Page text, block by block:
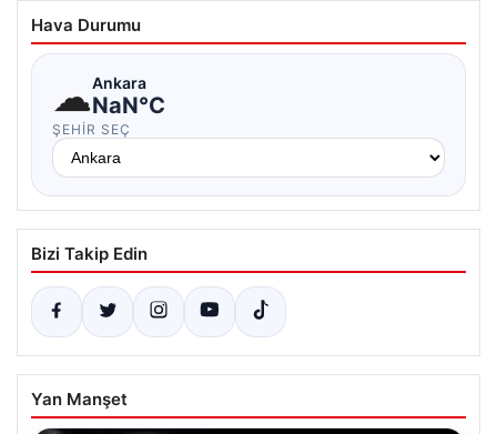
Hava Durumu
☁Ankara
NaN°C
ŞEHIR SEÇ
Bizi Takip Edin
Yan Manşet